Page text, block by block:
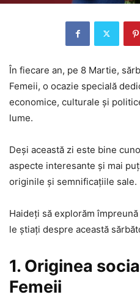
În fiecare an, pe 8 Martie,
Femeii, o ocazie specială
economice, culturale și
lume.
Deși această zi este bine
aspecte interesante și mai
originile și semnificațiile sale.
Haideți să explorăm
le știați despre această
1. Originea
Femeii